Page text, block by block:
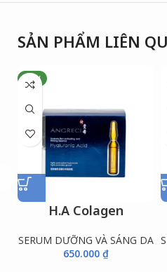
SẢN PHẨM LIÊN
NEW
H.A Colagen
SERUM DƯỠNG VÀ SÁNG DA
650.000 ₫